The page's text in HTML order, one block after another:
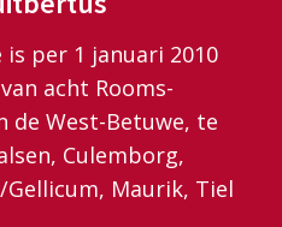
per 1 januari 2010
acht Rooms-
de West-Betuwe, te
Culemborg,
Gellicum, Maurik, Tiel